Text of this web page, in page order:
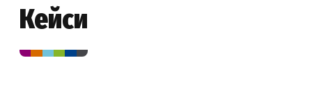
Кейси